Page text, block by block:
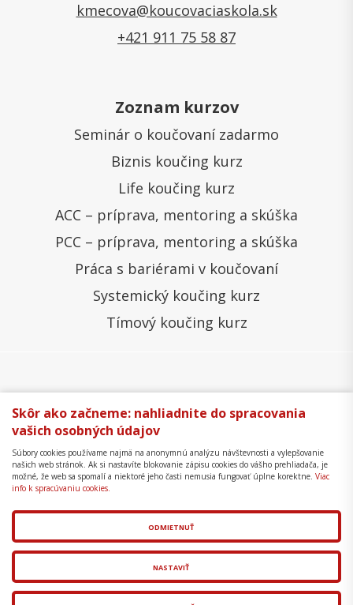
kmecova@koucovaciaskola.sk
+421 911 75 58 87
Zoznam kurzov
Seminár o koučovaní zadarmo
Biznis koučing kurz
Life koučing kurz
ACC – príprava, mentoring a skúška
PCC – príprava, mentoring a skúška
Práca s bariérami v koučovaní
Systemický koučing kurz
Tímový koučing kurz
Všeobecné obchodné podmienky
Správa cookies
Ochrana osobných údajov
Formulár na odstúpenie
Mapa stránky
Copyright © 2018 - 2026 Business Coaching College,
s.r.o.
aredakčný systém
spol. s r.o.
Skôr ako začneme: nahliadnite do spracovania
vašich osobných údajov
Súbory cookies používame najmä na anonymnú analýzu návštevnosti a vylepšovanie
našich web stránok. Ak si nastavíte blokovanie zápisu cookies do vášho prehliadača, je
možné, že web sa spomalí a niektoré jeho časti nemusia fungovať úplne korektne. Viac
info k spracúvaniu cookies.
ODMIETNUŤ
NASTAVIŤ